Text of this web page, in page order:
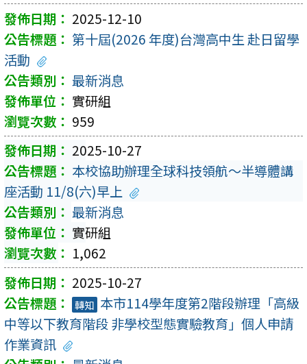
2025-12-10
第十屆(2026 年度)台灣高中生 赴日留學
活動
最新消息
實研組
959
2025-10-27
本校協助辦理全球科技領航～半導體講
座活動 11/8(六)早上
最新消息
實研組
1,062
2025-10-27
轉知 本市114學年度第2階段辦理「高級
中等以下教育階段 非學校型態實驗教育」個人申請
作業資訊